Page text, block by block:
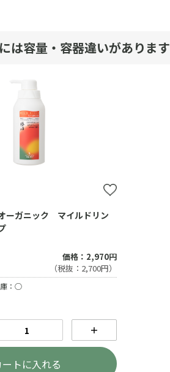
は容量・容器違いがあります
ーガニック マイルドリン
価格：2,970円
（税抜：2,700円）
：○
＋
ートに入れる